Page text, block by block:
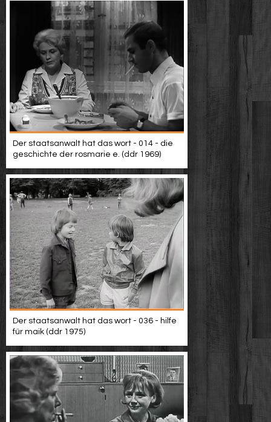
Der staatsanwalt hat das wort - 014 - die
geschichte der rosmarie e. (ddr 1969)
Der staatsanwalt hat das wort - 036 - hilfe
für maik (ddr 1975)